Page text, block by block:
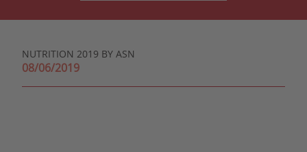
INSTITUTIONS
EXPERTS
NUTRITION 2019 BY ASN
08/06/2019